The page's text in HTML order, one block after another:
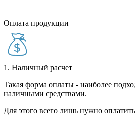
Оплата продукции
1. Наличный расчет
Такая форма оплаты - наиболее
наличными средствами.
Для этого всего лишь нужно